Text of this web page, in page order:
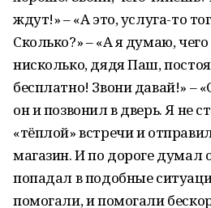
ждут!» – «А это, услуга-то
Сколько?» – «А я думаю,
нисколько, дядя Паш,
бесплатно! Звони давай!» –
он и позвонил в дверь. Я не
«тёплой» встречи и
магазин. И по дороге думал
попадал в подобные
помогали, и помогали